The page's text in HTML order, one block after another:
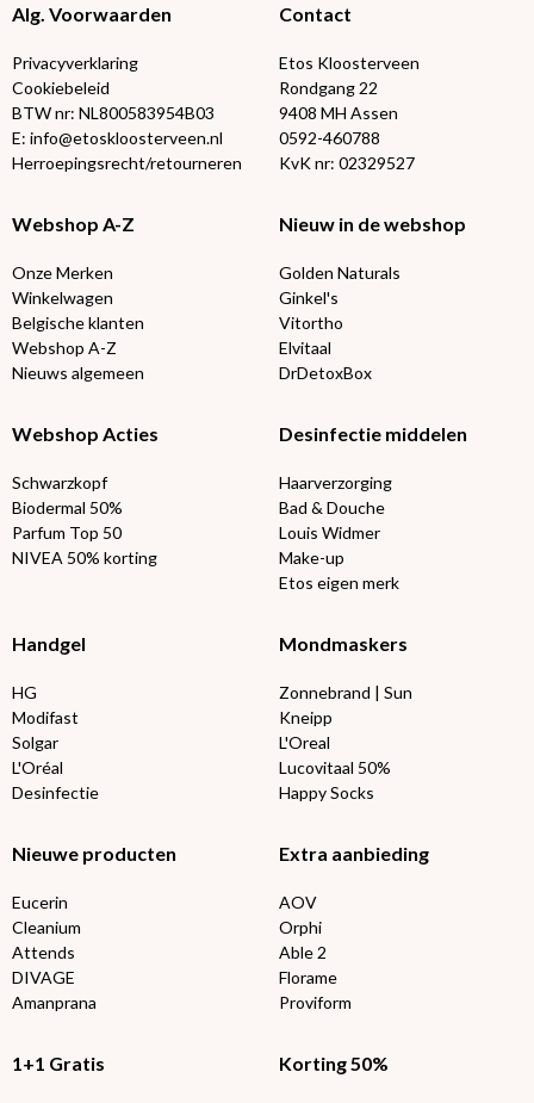
Alg. Voorwaarden
Privacyverklaring
Cookiebeleid
BTW nr: NL800583954B03
E: info@etoskloosterveen.nl
Herroepingsrecht/retourneren
Contact
Etos Kloosterveen
Rondgang 22
9408 MH Assen
0592-460788
KvK nr: 02329527
Webshop A-Z
Onze Merken
Winkelwagen
Belgische klanten
Webshop A-Z
Nieuws algemeen
Nieuw in de webshop
Golden Naturals
Ginkel's
Vitortho
Elvitaal
DrDetoxBox
Webshop Acties
Schwarzkopf
Biodermal 50%
Parfum Top 50
NIVEA 50% korting
Desinfectie middelen
Haarverzorging
Bad & Douche
Louis Widmer
Make-up
Etos eigen merk
Handgel
HG
Modifast
Solgar
L'Oréal
Desinfectie
Mondmaskers
Zonnebrand | Sun
Kneipp
L'Oreal
Lucovitaal 50%
Happy Socks
Nieuwe producten
Eucerin
Cleanium
Attends
DIVAGE
Amanprana
Extra aanbieding
AOV
Orphi
Able 2
Florame
Proviform
1+1 Gratis Korting 50%